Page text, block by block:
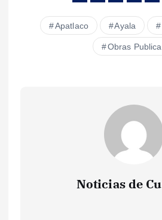
Apatlaco Ayala
Obras
Noticias de